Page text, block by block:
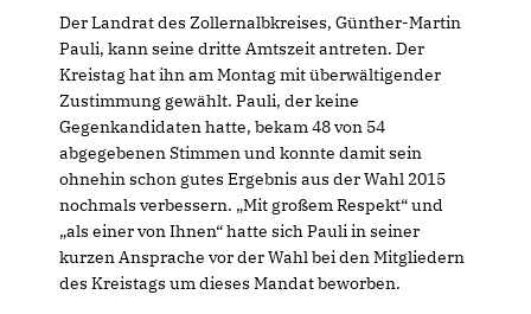
Der Landrat des Zollernalbkreises, Günther-Martin
Pauli, kann seine dritte Amtszeit antreten. Der
Kreistag hat ihn am Montag mit überwältigender
Zustimmung gewählt. Pauli, der keine
Gegenkandidaten hatte, bekam 48 von 54
abgegebenen Stimmen und konnte damit sein
ohnehin schon gutes Ergebnis aus der Wahl 2015
nochmals verbessern. „Mit großem Respekt“ und
als einer von Ihnen“ hatte sich Pauli in seiner
kurzen Ansprache vor der Wahl bei den Mitgliedern
des Kreistags um dieses Mandat beworben.